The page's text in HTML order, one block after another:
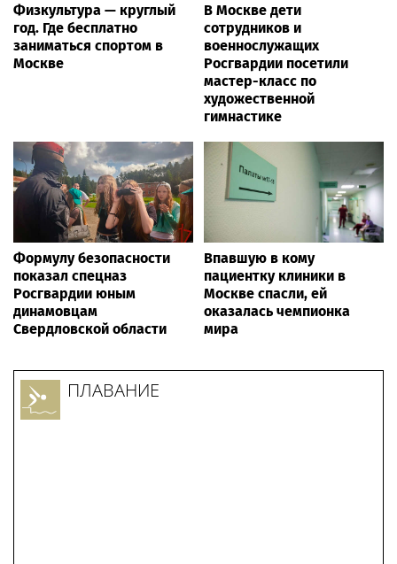
Физкультура — круглый
год. Где бесплатно
заниматься спортом в
Москве
В Москве дети
сотрудников и
военнослужащих
Росгвардии посетили
мастер-класс по
художественной
гимнастике
Формулу безопасности
показал спецназ
Росгвардии юным
динамовцам
Свердловской области
Впавшую в кому
пациентку клиники в
Москве спасли, ей
оказалась чемпионка
мира
ПЛАВАНИЕ